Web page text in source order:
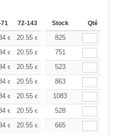
72-143 144-287 288 +
Stock Qté
€ 20.55 € 19.27€
825
€ 20.55 € 19.27€
751
€ 20.55 € 19.27€
523
€ 20.55 € 19.27€
863
€ 20.55 € 19.27€
1083
€ 20.55 € 19.27€
528
€ 20.55 € 19.27€
665